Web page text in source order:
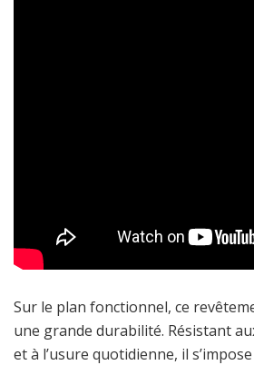
Sur le plan fonctionnel, ce
une grande durabilité. Résistant
et à l’usure quotidienne, il